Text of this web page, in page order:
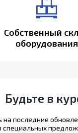
Собственный
оборудования
Будьте в
последние
специальных